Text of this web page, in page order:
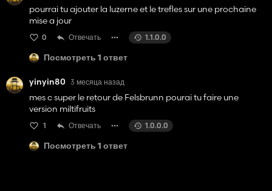
pourrai tu ajouter la luzerne et le trefles sur une prochaine
mise a jour
0 Отвечать 1.1.0.0
Посмотреть 1 ответ
yinyin80 3 месяца назад
mes c super le retour de Felsbrunn pourai tu faire une
version miltifruits
1 Отвечать 1.0.0.0
Посмотреть 1 ответ